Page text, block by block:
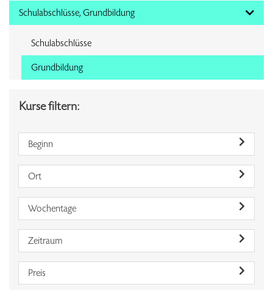
Schulabschlüsse, Grundbildung
Schulabschlüsse
Grundbildung
Kurse filtern:
Beginn
Ort
Wochentage
Zeitraum
Preis